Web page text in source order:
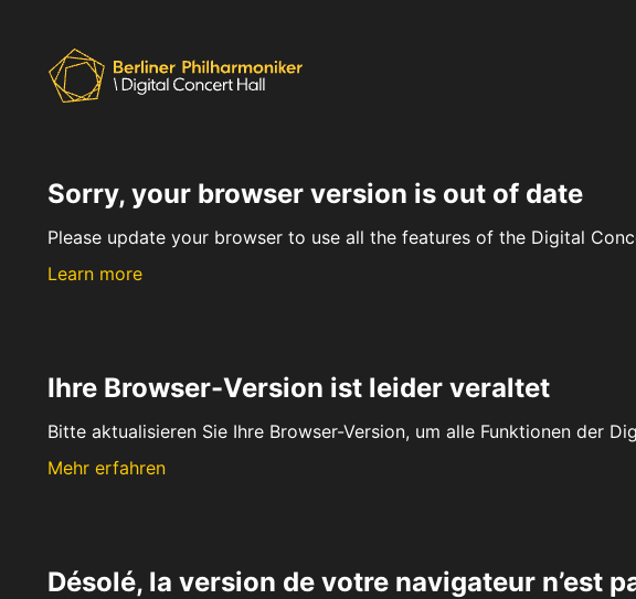
Sorry, your browser version is out of date
Please update your browser to use all the features of the Digital
Learn more
Ihre Browser-Version ist leider veraltet
Bitte aktualisieren Sie Ihre Browser-Version, um alle Funktionen der
Mehr erfahren
Désolé, la version de votre navigateur n’est